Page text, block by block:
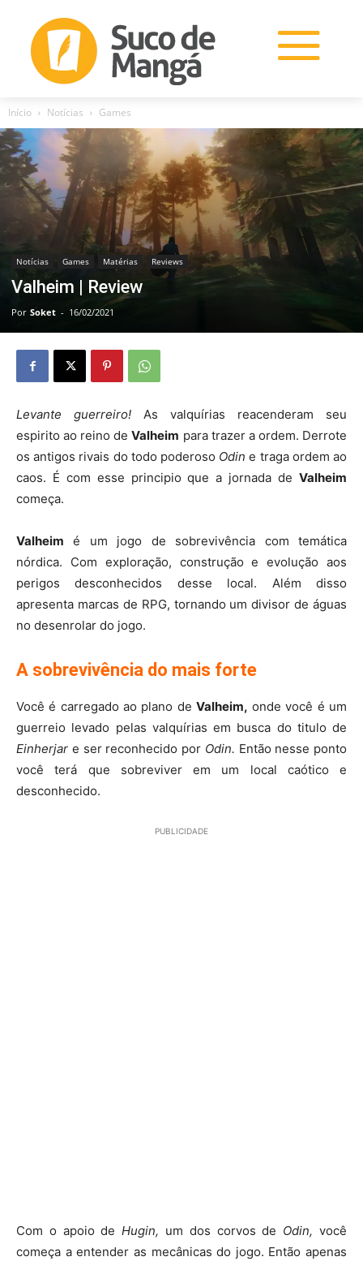
Início Notícias Games
Notícias Games Matérias Reviews
Valheim | Review
Por Soket - 16/02/2021
Levante guerreiro! As valquírias reacenderam seu
espirito ao reino deValheim para trazer a ordem. Derrote
os antigos rivais do todo poderoso Odin e traga ordem ao
caos. É com esse principio que a jornada de Valheim
começa.
Valheim é um jogo de sobrevivência com temática
nórdica. Com exploração, construção e evolução aos
perigos desconhecidos desse local. Além disso
apresenta marcas de RPG, tornando um divisor de águas
no desenrolar do jogo.
A sobrevivência do mais forte
Você é carregado ao plano de Valheim, onde você é um
guerreio levado pelas valquírias em busca do titulo de
Einherjar e ser reconhecido por Odin. Então nesse ponto
você terá que sobreviver em um local caótico e
desconhecido.
PUBLICIDADE
Com o apoio deHugin, um dos corvos de Odin, você
começa a entender as mecânicas do jogo. Então apenas